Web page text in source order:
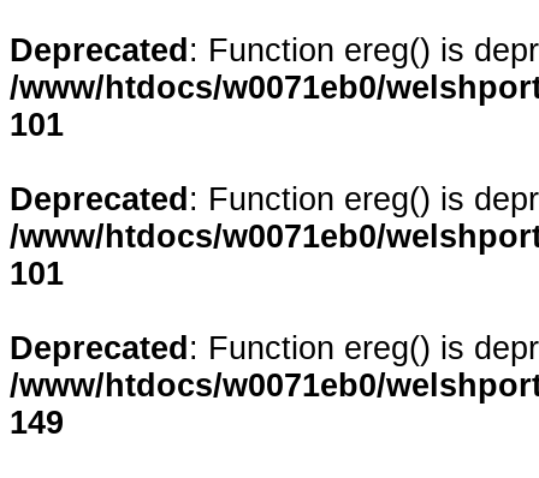
Deprecated : Function ereg() is
/www/htdocs/w0071eb0/
101
Deprecated : Function ereg() is
/www/htdocs/w0071eb0/
101
Deprecated : Function ereg() is
/www/htdocs/w0071eb0/
149